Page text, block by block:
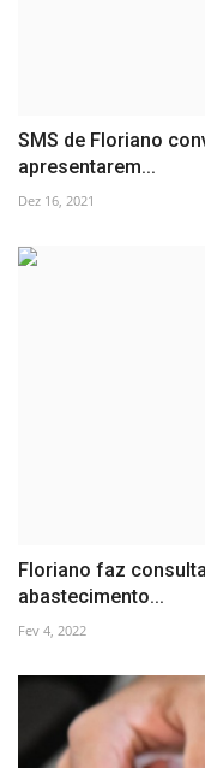
SMS de Floriano
apresentarem...
Dez 16, 2021
Floriano faz
abastecimento...
Fev 4, 2022